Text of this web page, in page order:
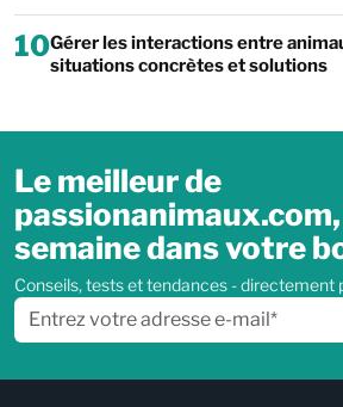
10Gérer les interactions entre
situations concrètes et solutions
Le meilleur de
semaine dans votre
Conseils, tests et tendances - directement